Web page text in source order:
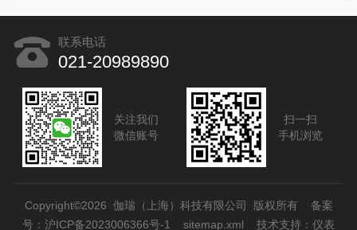
联系电话
021-20989890
关注我们
微信账号
扫一扫
手机浏览
Copyright©2026 伽瑞（上海）科技有限公司 版权所有 备案
号：沪ICP备2023006366号-1
sitemap.xml 技术支持： 仪表